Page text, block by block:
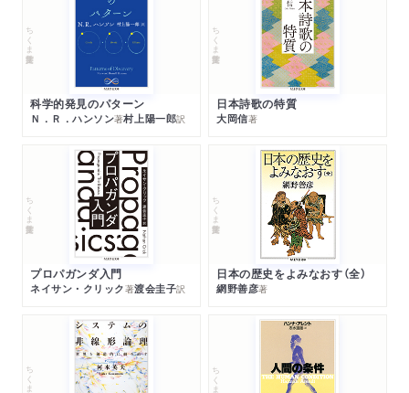
9 ギリシア語テクストの最初の印刷本―アルドゥス・マヌテ
ィウスとマルコス・ムスロス
10 エラスムス（1469頃-1536）
1 反宗教改革とルネサンス最盛期のイタリア
2 フランスにおける人文主義と学問の始まり
3 16-17世紀のネーデルラント
4 リチャード・ベントリー（1662-1742）―古典学と神学
5 古文書学の起源
6 ルネサンス以降に発見されたテクスト
7 エピローグ
第六章 テクスト批判
2 テクスト批判の理論の発展
ちくま学芸文庫
科学的発見のパターン
Ｎ．Ｒ．ハンソン著村上陽一郎訳
ちくま学芸文庫
日本詩歌の特質
大岡信著
ちくま学芸文庫
プロパガンダ入門
ネイサン・クリック著渡会圭子訳
ちくま学芸文庫
日本の歴史をよみなおす（全）
網野善彦著
ちくま学芸文庫 ちくま学芸文庫